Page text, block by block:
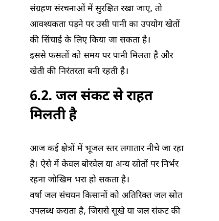
संग्रहण संरचनाओं में सुरक्षित रखा जाए, तो
आवश्यकता पड़ने पर उसी पानी का उपयोग खेतों
की सिंचाई के लिए किया जा सकता है।
इससे फसलों को समय पर पानी मिलता है और
खेती की निरंतरता बनी रहती है।
6.2. जल संकट से राहत
मिलती है
आज कई क्षेत्रों में भूजल स्तर लगातार नीचे जा रहा
है। ऐसे में केवल बोरवेल या अन्य स्रोतों पर निर्भर
रहना जोखिम भरा हो सकता है।
वर्षा जल संचयन किसानों को अतिरिक्त जल स्रोत
उपलब्ध कराता है, जिससे सूखे या जल संकट की